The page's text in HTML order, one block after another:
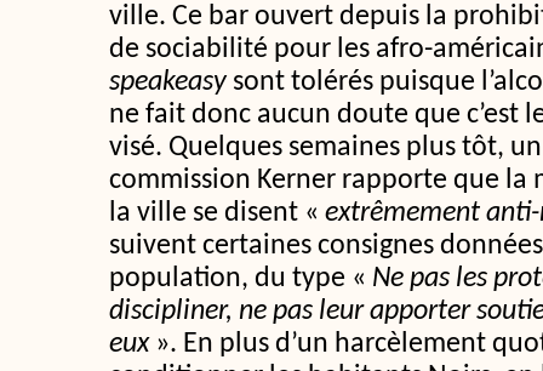
ville. Ce bar ouvert depuis la
de sociabilité pour les afro-
speakeasy sont tolérés puisque
ne fait donc aucun doute que c’est
visé. Quelques semaines plus tôt,
commission Kerner rapporte que la
la ville se disent « extrêmement
suivent certaines consignes
population, du type « Ne pas les
discipliner, ne pas leur apporter
eux ». En plus d’un harcèlement